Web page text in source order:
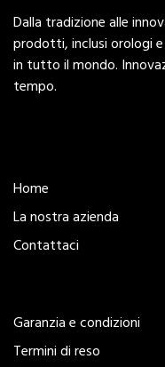
Dalla tradizione alle
prodotti, inclusi orologi
in tutto il mondo.
tempo.
Home
La nostra azienda
Contattaci
Garanzia e condizioni
Termini di reso